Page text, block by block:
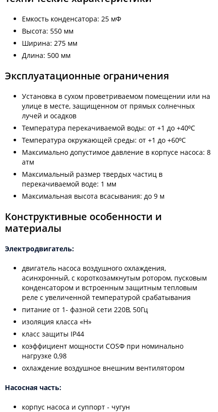
Емкость конденсатора: 25 мФ
Высота: 550 мм
Ширина: 275 мм
Длина: 500 мм
Эксплуатационные ограничения
Установка в сухом проветриваемом помещении или на
улице в месте, защищенном от прямых солнечных
лучей и осадков
Температура перекачиваемой воды: от +1 до +40⁰С
Температура окружающей среды: от +1 до +60⁰С
Максимально допустимое давление в корпусе насоса: 8
атм
Максимальный размер твердых частиц в
перекачиваемой воде: 1 мм
Максимальная высота всасывания: до 9 м
Конструктивные особенности и
материалы
Электродвигатель:
двигатель насоса воздушного охлаждения,
асинхронный, с короткозамкнутым ротором, пусковым
конденсатором и встроенным защитным тепловым
реле с увеличенной температурой срабатывания
питание от 1- фазной сети 220В, 50Гц
изоляция класса «H»
класс защиты IP44
коэффициент мощности COSФ при номинально
нагрузке 0,98
охлаждение воздушное внешним вентилятором
Насосная часть:
корпус насоса и суппорт - чугун